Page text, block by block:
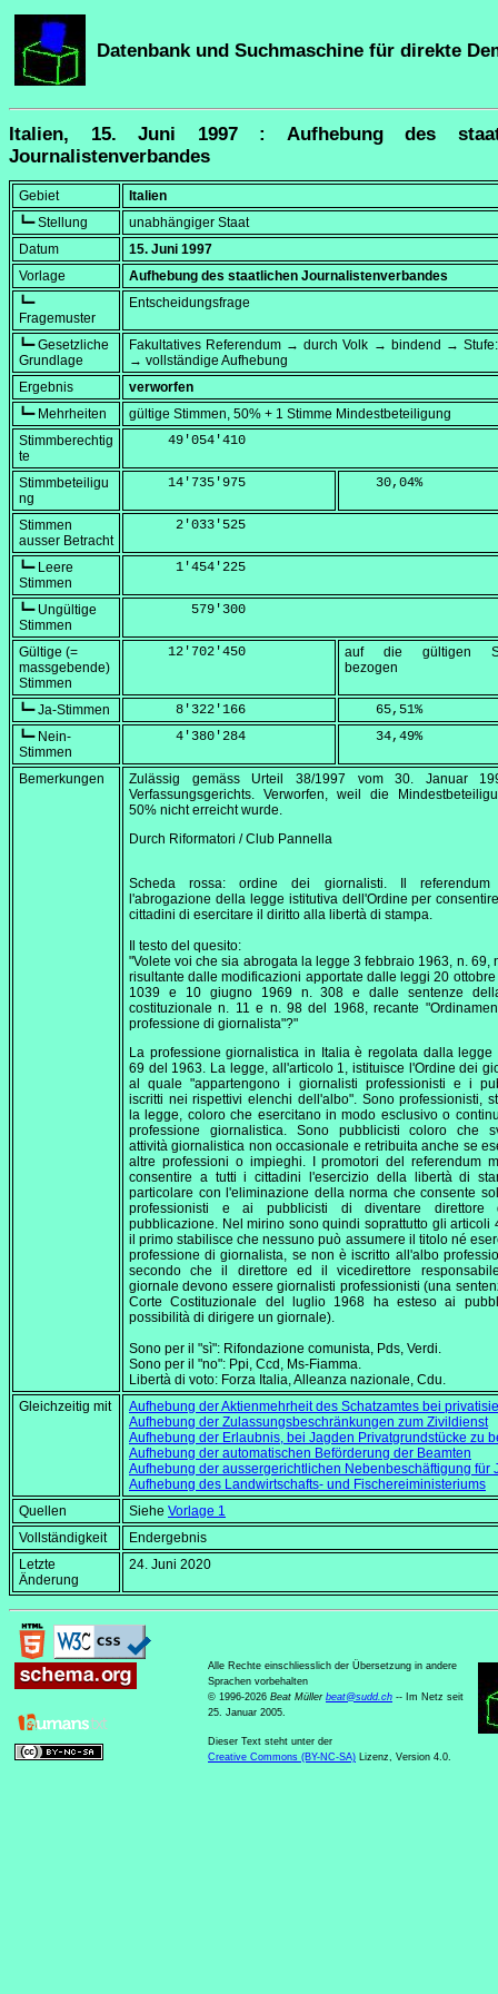
Datenbank und Suchmaschine für direkte
Italien, 15. Juni 1997 : Aufhebung des
Journalistenverbandes
Gebiet
Italien
┗━ Stellung
unabhängiger Staat
Datum
15. Juni 1997
Vorlage
Aufhebung des staatlichen Journalistenverbandes
┗━
Fragemuster
Entscheidungsfrage
┗━ Gesetzliche
Grundlage
Fakultatives Referendum → durch Volk → bindend →
→ vollständige Aufhebung
Ergebnis
verworfen
┗━ Mehrheiten
gültige Stimmen, 50% + 1 Stimme Mindestbeteiligung
Stimmberechtig
te
     49'054'410
Stimmbeteiligu
ng
     14'735'975
    30,04
%
Stimmen
ausser Betracht
      2'033'525
┗━ Leere
Stimmen
      1'454'225
┗━ Ungültige
Stimmen
        579'300
Gültige (=
massgebende)
Stimmen
     12'702'450
auf die gültigen
bezogen
┗━ Ja-Stimmen
      8'322'166
    65,51
%
┗━ Nein-
Stimmen
      4'380'284
    34,49
%
Bemerkungen Zulässig gemäss Urteil 38/1997 vom30. Januar
Verfassungsgerichts. Verworfen, weil die
50% nicht erreicht wurde.
Durch Riformatori / Club Pannella
Scheda rossa: ordine dei giornalisti. Il referendum
l'abrogazione della legge istitutiva dell'Ordine per
cittadini di esercitare il diritto alla libertà di stampa.
Il testo del quesito:
"Volete voi che sia abrogata la legge 3 febbraio 1963, n. 69,
risultante dalle modificazioni apportate dalle leggi 20
1039 e 10 giugno 1969 n. 308 e dalle sentenze
costituzionale n. 11 e n. 98 del 1968, recante
professione di giornalista"?"
La professione giornalistica in Italia è regolata dalla legge
69 del 1963. La legge, all'articolo 1, istituisce l'Ordine dei
al quale "appartengono i giornalisti professionisti e i
iscritti nei rispettivi elenchi dell'albo". Sono professionisti,
la legge, coloro che esercitano in modo esclusivo o
professione giornalistica. Sono pubblicisti coloro che
attività giornalistica non occasionale e retribuita anche se
altre professioni o impieghi. I promotori del referendum
consentire a tutti i cittadini l'esercizio della libertà di
particolare con l'eliminazione della norma che consente
professionisti e ai pubblicisti di diventare direttore
pubblicazione. Nel mirino sono quindi soprattutto gli articoli
il primo stabilisce che nessuno può assumere il titolo né
professione di giornalista, se non è iscritto all'albo
secondo che il direttore ed il vicedirettore
giornale devono essere giornalisti professionisti (una
Corte Costituzionale del luglio 1968 ha esteso ai
possibilità di dirigere un giornale).
Sono per il "sì": Rifondazione comunista, Pds, Verdi.
Sono per il "no": Ppi, Ccd, Ms-Fiamma.
Libertà di voto: Forza Italia, Alleanza nazionale, Cdu.
Gleichzeitig mit
Aufhebung der Aktienmehrheit des Schatzamtes bei
Aufhebung der Zulassungsbeschränkungen zum Zivildienst
Aufhebung der Erlaubnis, bei Jagden Privatgrundstücke zu
Aufhebung der automatischen Beförderung der Beamten
Aufhebung der aussergerichtlichen Nebenbeschäftigung für
Aufhebung des Landwirtschafts- und Fischereiministeriums
Quellen
Siehe Vorlage 1
Vollständigkeit
Endergebnis
Letzte
Änderung
24. Juni 2020
Alle Rechte einschliesslich der Übersetzung in andere
Sprachen vorbehalten
© 1996-2026 Beat Müller beat@sudd.ch -- Im Netz seit
25. Januar 2005.
Dieser Text steht unter der
Creative Commons (BY-NC-SA) Lizenz, Version 4.0.